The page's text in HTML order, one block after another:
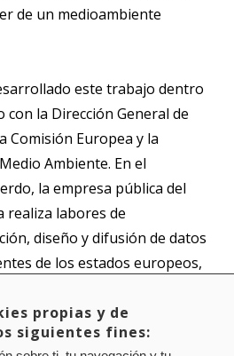
de un medioambiente
este trabajo dentro
la Dirección General de
Comisión Europea y la
Ambiente. En el
la empresa pública del
realiza labores de
diseño y difusión de datos
de los estados europeos,
acciones en materia de
del medioambiente.
propias y de
siguientes fines: